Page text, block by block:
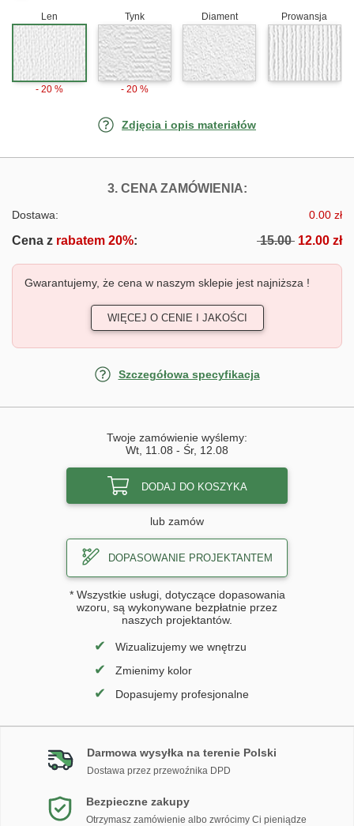
Len
- 20 %
Tynk
- 20 %
Diament Prowansja
Zdjęcia i opis materiałów
3. CENA ZAMÓWIENIA:FOTOTAPETY
Dostawa: 0.00 zł
Cena z rabatem 20%: 15.00 12.00 zł
Gwarantujemy, że cena w naszym sklepie jest najniższa !
WIĘCEJ O CENIE I JAKOŚCI
Szczegółowa specyfikacja
Twoje zamówienie wyślemy:
Wt, 11.08 - Śr, 12.08
DODAJ DO KOSZYKA
lub zamów
DOPASOWANIE PROJEKTANTEM
* Wszystkie usługi, dotyczące dopasowania
wzoru, są wykonywane bezpłatnie przez
naszych projektantów.
✔ Wizualizujemy we wnętrzu
✔ Zmienimy kolor
✔ Dopasujemy profesjonalne
Darmowa wysyłka na terenie Polski
Dostawa przez przewoźnika DPD
Bezpieczne zakupy
Otrzymasz zamówienie albo zwrócimy Ci pieniądze